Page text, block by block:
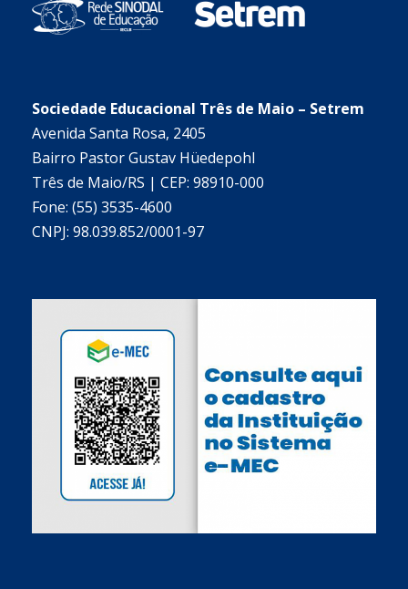
Sociedade Educacional Três de Maio – Setrem
Avenida Santa Rosa, 2405
Bairro Pastor Gustav Hüedepohl
Três de Maio/RS | CEP: 98910-000
Fone: (55) 3535-4600
CNPJ: 98.039.852/0001-97